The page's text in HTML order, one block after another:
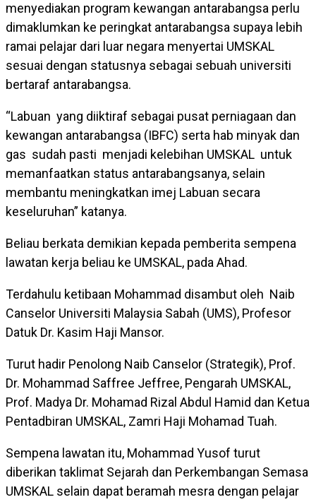
menyediakan program kewangan antarabangsa perlu
dimaklumkan ke peringkat antarabangsa supaya lebih
ramai pelajar dari luar negara menyertai UMSKAL
sesuai dengan statusnya sebagai sebuah universiti
bertaraf antarabangsa.
“Labuan yang diiktiraf sebagai pusat perniagaan dan
kewangan antarabangsa (IBFC) serta hab minyak dan
gas sudah pasti menjadi kelebihan UMSKAL untuk
memanfaatkan status antarabangsanya, selain
membantu meningkatkan imej Labuan secara
keseluruhan” katanya.
Beliau berkata demikian kepada pemberita sempena
lawatan kerja beliau ke UMSKAL, pada Ahad.
Terdahulu ketibaan Mohammad disambut oleh Naib
Canselor Universiti Malaysia Sabah (UMS), Profesor
Datuk Dr. Kasim Haji Mansor.
Turut hadir Penolong Naib Canselor (Strategik), Prof.
Dr. Mohammad Saffree Jeffree, Pengarah UMSKAL,
Prof. Madya Dr. Mohamad Rizal Abdul Hamid dan Ketua
Pentadbiran UMSKAL, Zamri Haji Mohamad Tuah.
Sempena lawatan itu, Mohammad Yusof turut
diberikan taklimat Sejarah dan Perkembangan Semasa
UMSKAL selain dapat beramah mesra dengan pelajar